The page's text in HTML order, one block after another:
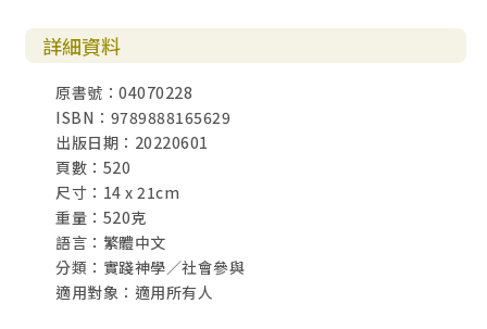
將宗教放回現代性——以《新教倫理》為出發點的探尋
何蓉
新教倫理及其中國實踐模式——以基督徒企業為中心
李向平
韋伯的新教倫理在中國：一個重釋
田寧（Grace N. Tien）
四十年來現代化的進程——凱珀與中國勞工處境的對話
趙李秀珍（Agnes Chiu）
詳細資料
原書號：04070228
ISBN：9789888165629
出版日期：20220601
頁數：520
尺寸：14 x 21cm
重量：520克
語言：繁體中文
分類：實踐神學／社會參與
適用對象：適用所有人